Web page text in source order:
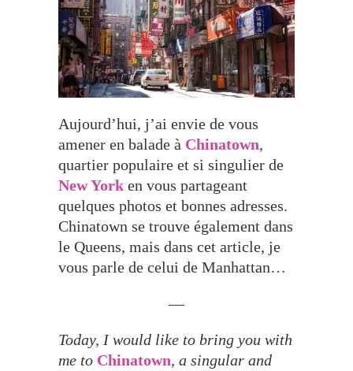
Aujourd’hui, j’ai envie de vous
amener en balade à Chinatown,
quartier populaire et si singulier de
New York en vous partageant
quelques photos et bonnes adresses.
Chinatown se trouve également dans
le Queens, mais dans cet article, je
vous parle de celui de Manhattan…
—
Today, I would like to bring you with
me to Chinatown, a singular and